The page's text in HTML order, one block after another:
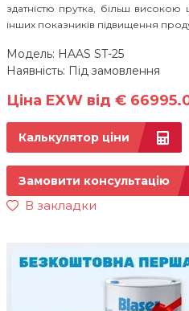
здатністю прутка, більш високою
інших показників підвищення
Модель: HAAS ST-25
Наявність: Під замовлення
Ціна EXW від €
Калькулятор ціни
Замовити консультацію
В закладки